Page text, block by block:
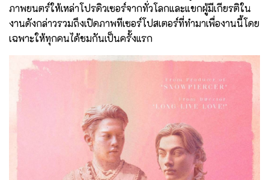
ภาพยนตร์ให้เหล่าโปรดิวเซอร์จากทั่วโลกและแขกผู้มีเกียรติใน
งานดังกล่าวรวมถึงเปิดภาพทีเซอร์โปสเตอร์ที่ทำมาเพื่องานนี้โดย
เฉพาะให้ทุกคนได้ชมกันเป็นครั้งแรก